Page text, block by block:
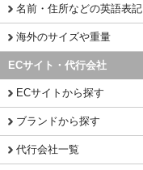
名前・住所などの英語表記
海外のサイズや重量
ECサイト・代行会社
ECサイトから探す
ブランドから探す
代行会社一覧